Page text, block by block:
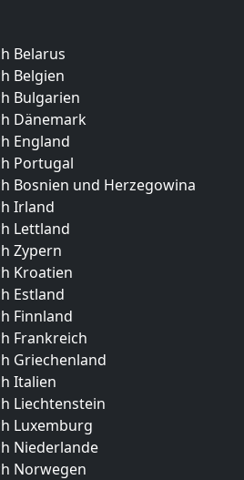
Belarus
Belgien
Bulgarien
Dänemark
England
Portugal
Bosnien und Herzegowina
Irland
Lettland
Zypern
Kroatien
Estland
Finnland
Frankreich
Griechenland
Italien
Liechtenstein
Luxemburg
Niederlande
Norwegen